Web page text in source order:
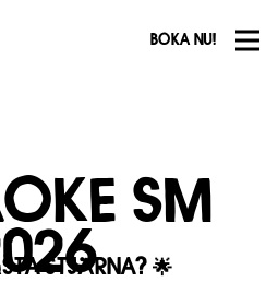
BOKA NU!
SM
STJÄRNA? 🌟